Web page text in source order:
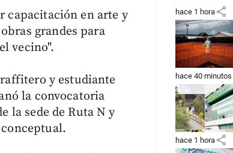
capacitación en arte y
grandes para
vecino".
y estudiante
la convocatoria
la sede de Ruta N y
hace 1 hora share
hace 40 minutos
hace 1 hora share